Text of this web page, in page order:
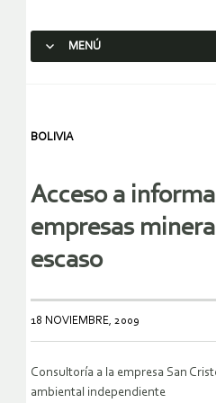
MENÚ
BOLIVIA
Acceso a
empresas
escaso
18 NOVIEMBRE, 2009
Consultoría a la empresa San
ambiental independiente